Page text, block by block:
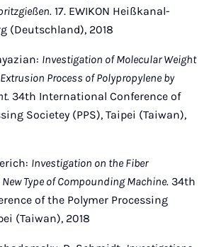
17. EWIKON Heißkanal-
(Deutschland), 2018
Investigation of Molecular Weight
Process of Polypropylene by
34th International Conference of
Societey (PPS), Taipei (Taiwan),
Investigation on the Fiber
Type of Compounding Machine. 34th
of the Polymer Processing
(Taiwan), 2018